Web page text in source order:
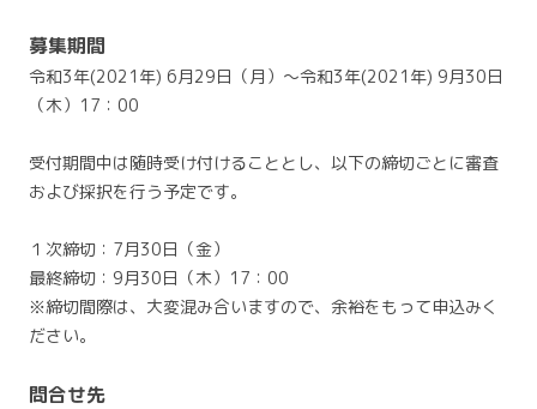
募集期間
令和3年(2021年) 6月29日（月）～令和3年(2021年) 9月30日
（木）17：00
受付期間中は随時受け付けることとし、以下の締切ごとに審査
および採択を行う予定です。
１次締切：7月30日（金）
最終締切：9月30日（木）17：00
※締切間際は、大変混み合いますので、余裕をもって申込みく
ださい。
問合せ先